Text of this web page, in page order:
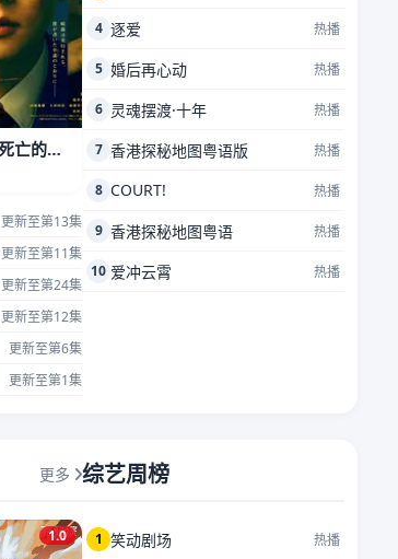
顾问：书写死亡的男人
更新至第13集
更新至第11集
更新至第24集
更新至第12集
更新至第6集
更新至第1集
4 逐爱 热播
5 婚后再心动 热播
6 灵魂摆渡·十年 热播
7 香港探秘地图粤语版 热播
8 COURT! 热播
9 香港探秘地图粤语 热播
10 爱冲云霄 热播
更多
1.0
综艺周榜
1 笑动剧场 热播